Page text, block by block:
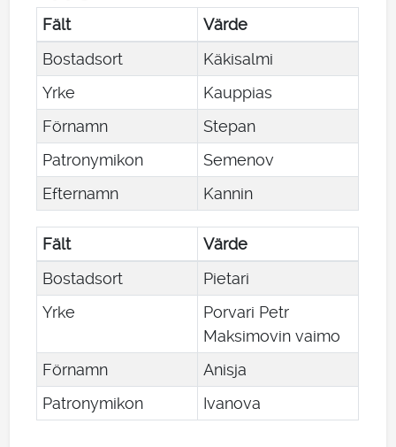
Fält
Värde
Bostadsort
Käkisalmi
Yrke
Kauppias
Förnamn
Stepan
Patronymikon
Semenov
Efternamn
Kannin
Fält
Värde
Bostadsort
Pietari
Yrke
Porvari Petr
Maksimovin vaimo
Förnamn
Anisja
Patronymikon
Ivanova